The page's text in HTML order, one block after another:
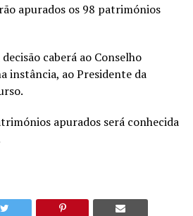
apurados os 98 patrimónios
caberá ao Conselho
instância, ao Presidente da
apurados será conhecida